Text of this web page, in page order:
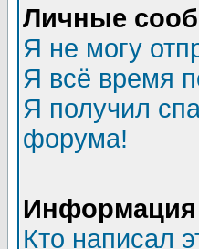
Личные
Я не могу
Я всё время
Я получил
форума!
Информация
Кто написал